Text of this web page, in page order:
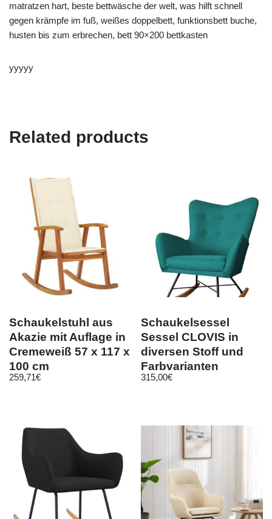
matratzen hart, beste bettwäsche der welt, was hilft schnell
gegen krämpfe im fuß, weißes doppelbett, funktionsbett buche,
husten bis zum erbrechen, bett 90×200 bettkasten
yyyyy
Related products
Schaukelstuhl aus
Akazie mit Auflage in
Cremeweiß 57 x 117 x
100 cm
259,71€
Schaukelsessel
Sessel CLOVIS in
diversen Stoff und
Farbvarianten
315,00€